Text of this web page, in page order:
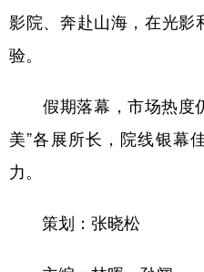
影院、奔赴山海，在光影
验。
假期落幕，市场热度仍
美”各展所长，院线银幕
力。
策划：张晓松